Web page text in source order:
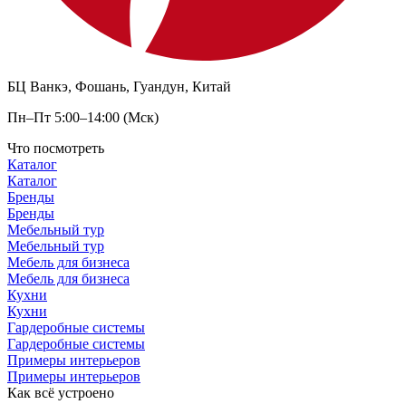
БЦ Ванкэ, Фошань, Гуандун, Китай
Пн–Пт 5:00–14:00 (Мск)
Что посмотреть
Каталог
Каталог
Бренды
Бренды
Мебельный тур
Мебельный тур
Мебель для бизнеса
Мебель для бизнеса
Кухни
Кухни
Гардеробные системы
Гардеробные системы
Примеры интерьеров
Примеры интерьеров
Как всё устроено